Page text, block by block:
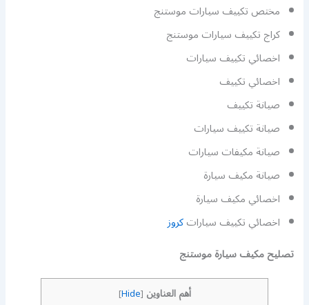
مختص تكييف سيارات موستنج
كراج تكييف سيارات موستنج
اخصائي تكييف سيارات
اخصائي تكييف
صيانة تكييف
صيانة تكييف سيارات
صيانة مكيفات سيارات
صيانة مكيف سيارة
اخصائي مكيف سيارة
اخصائي تكييف سياراتكروز
تصليح مكيف سيارة موستنج
أهم العناوين [
Hide
]